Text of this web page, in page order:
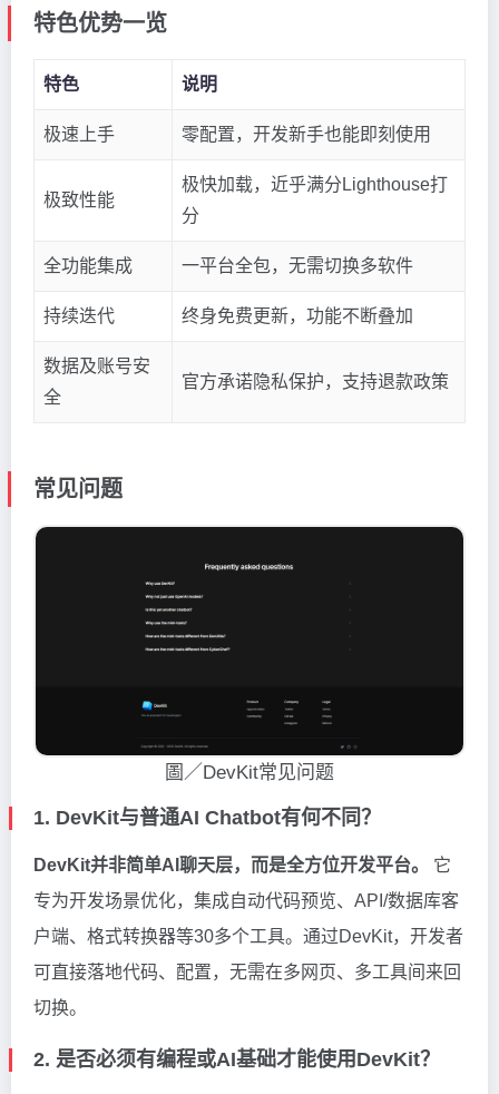
特色优势一览
特色 说明
极速上手 零配置，开发新手也能即刻使用
极致性能
极快加载，近乎满分Lighthouse打
分
全功能集成 一平台全包，无需切换多软件
持续迭代 终身免费更新，功能不断叠加
数据及账号安
全
官方承诺隐私保护，支持退款政策
常见问题
圖／DevKit常见问题
1. DevKit与普通AI Chatbot有何不同？
DevKit并非简单AI聊天层，而是全方位开发平台。
它
专为开发场景优化，集成自动代码预览、API/数据库客
户端、格式转换器等30多个工具。通过DevKit，开发者
可直接落地代码、配置，无需在多网页、多工具间来回
切换。
2. 是否必须有编程或AI基础才能使用DevKit？